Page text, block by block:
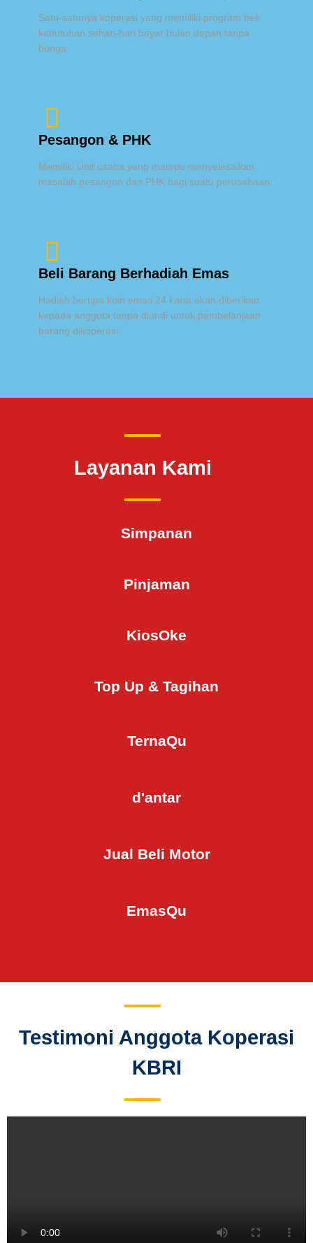
Satu-satunya koperasi yang memiliki program beli
kebutuhan sehari-hari bayar bulan depan tanpa
bunga
Pesangon & PHK
Memiliki Unit usaha yang mampu menyelesaikan
masalah pesangon dan PHK bagi suatu perusahaan
Beli Barang Berhadiah Emas
Hadiah berupa koin emas 24 karat akan diberikan
kepada anggota tanpa diundi untuk pembelanjaan
barang dikoperasi
Layanan Kami
Simpanan
Pinjaman
KiosOke
Top Up & Tagihan
TernaQu
d'antar
Jual Beli Motor
EmasQu
Testimoni Anggota Koperasi
KBRI